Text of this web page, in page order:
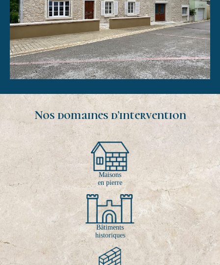
Nos domaines d’intervention
Maisons
en pierre
Bâtiments
historiques